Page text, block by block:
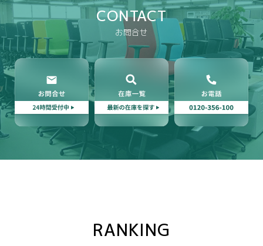
CONTACT
お問合せ
RANKING